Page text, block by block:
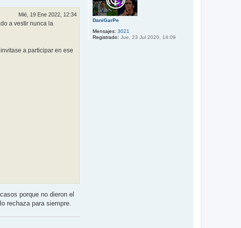
DaniGarPe
Mensajes: 3021
Registrado: Jue, 23 Jul 2020, 14:09
Mié, 19 Ene 2022, 12:34
a vestir nunca la
a participar en ese
porque no dieron el
rechaza para siempre.